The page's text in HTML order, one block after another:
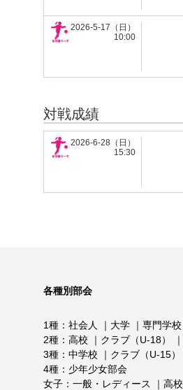
2026-5-17（日）
10:00
対戦成績
2026-6-28（日）
15:30
各種別部会
1種 社会人 大学
専門学校
2種
高校 クラブ（U-18）
3種
中学校 クラブ（U-15）
4種
少年少女部会
女子
一般・レディース 高校